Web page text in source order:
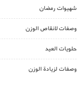
شهيوات رمضان
وصفات لانقاص الوزن
حلويات العيد
وصفات لزيادة الوزن